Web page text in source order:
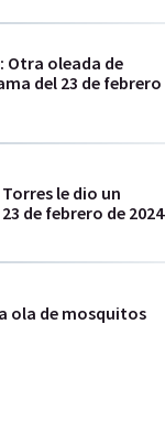
Otra oleada de
del 23 de febrero
le dio un
de febrero de 2024
ola de mosquitos